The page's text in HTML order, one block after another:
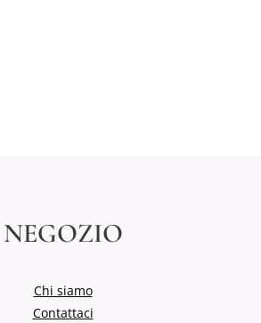
NEGOZIO
Chi siamo
Contattaci